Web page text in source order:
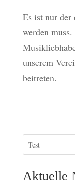
Es ist nur der
werden
unserem
beitreten.
Aktuelle